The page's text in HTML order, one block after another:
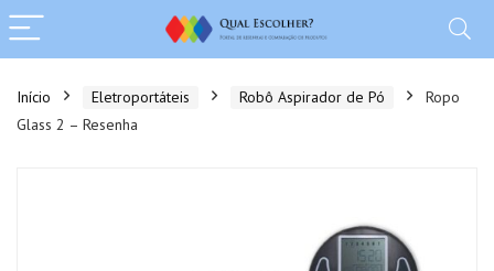
Início Eletroportáteis Robô Aspirador de Pó
Ropo
Glass 2 – Resenha